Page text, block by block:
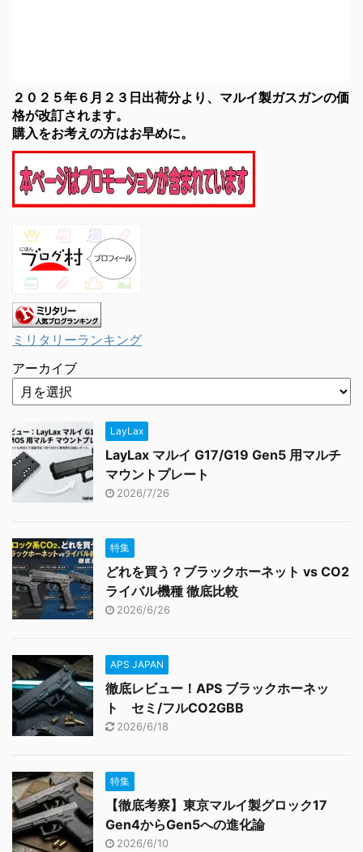
２０２５年６月２３日出荷分より、マルイ製ガスガンの価
格が改訂されます。
購入をお考えの方はお早めに。
ミリタリーランキング
アーカイブ
LayLax
LayLax マルイ G17/G19 Gen5 用マルチ
マウントプレート
2026/7/26
特集
どれを買う？ブラックホーネット vs CO2
ライバル機種 徹底比較
2026/6/26
APS JAPAN
徹底レビュー！APS ブラックホーネッ
ト セミ/フルCO2GBB
2026/6/18
特集
【徹底考察】東京マルイ製グロック17
Gen4からGen5への進化論
2026/6/10